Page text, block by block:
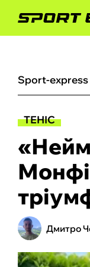
sport-express
ТЕНІС
Дмитро